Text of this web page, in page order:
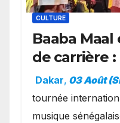
CULTURE
Baaba
de carrière
présence
royale.
Dakar, 03 Août
tournée
musique